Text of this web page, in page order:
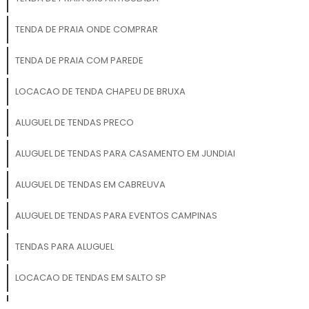
TENDA DE PRAIA ONDE COMPRAR
TENDA DE PRAIA COM PAREDE
LOCACAO DE TENDA CHAPEU DE BRUXA
ALUGUEL DE TENDAS PRECO
ALUGUEL DE TENDAS PARA CASAMENTO EM JUNDIAI
ALUGUEL DE TENDAS EM CABREUVA
ALUGUEL DE TENDAS PARA EVENTOS CAMPINAS
TENDAS PARA ALUGUEL
LOCACAO DE TENDAS EM SALTO SP